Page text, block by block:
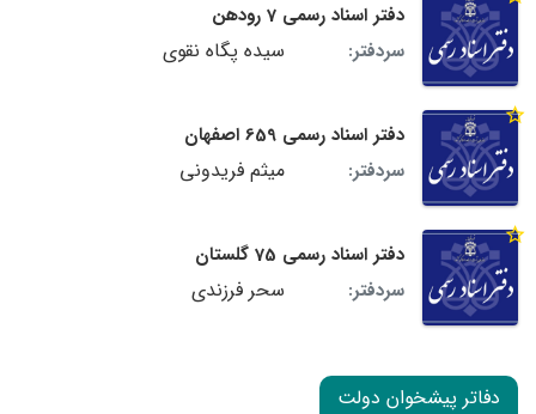
دفتر اسناد رسمی 7 رودهن
سردفتر:
سیده پگاه نقوی
دفتر اسناد رسمی 659 اصفهان
سردفتر:
میثم فریدونی
دفتر اسناد رسمی 75 گلستان
سردفتر:
سحر فرزندی
دفاتر پیشخوان دولت